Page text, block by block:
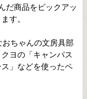
だ商品をピックアッ
す。
ちゃんの文房具部
ヨの「キャンパス
」などを使ったペ